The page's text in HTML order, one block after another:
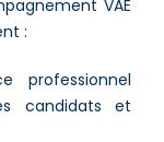
VAE
:
professionnel
candidats et